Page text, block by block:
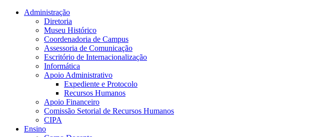
Conteúdo principal Menu principal
Administração
Diretoria
Museu Histórico
Coordenadoria de Campus
Assessoria de Comunicação
Escritório de Internacionalização
Informática
Apoio Administrativo
Expediente e Protocolo
Recursos Humanos
Apoio Financeiro
Comissão Setorial de Recursos Humanos
CIPA
Ensino